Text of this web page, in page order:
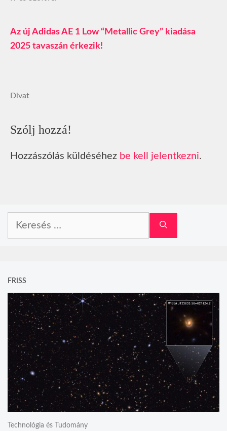
Az új Adidas AE 1 Low “Metallic Grey” kiadása
2025 tavaszán érkezik!
Divat
Szólj hozzá!
Hozzászólás küldéséhez be kell jelentkezni.
FRISS
Technológia és Tudomány